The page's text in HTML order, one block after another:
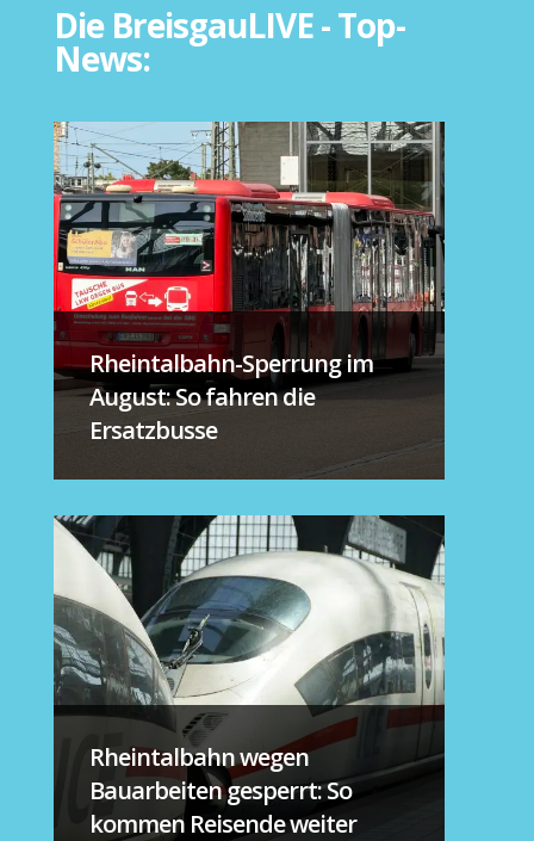
Die BreisgauLIVE - Top-
News:
Rheintalbahn-Sperrung im
August: So fahren die
Ersatzbusse
Rheintalbahn wegen
Bauarbeiten gesperrt: So
kommen Reisende weiter